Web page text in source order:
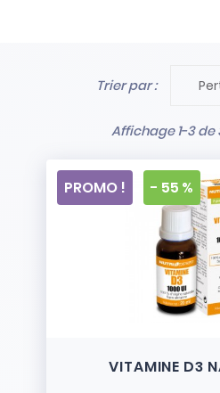
- Stock limité et
Trier par :
Affichage 1-3
VITAMINE D3
PROMO ! - 55 %